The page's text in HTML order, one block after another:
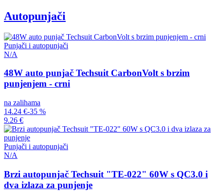
Autopunjači
Punjači i autopunjači
N/A
48W auto punjač Techsuit CarbonVolt s brzim
punjenjem - crni
na zalihama
14.24 €-35 %
9.26 €
Punjači i autopunjači
N/A
Brzi autopunjač Techsuit "TE-022" 60W s QC3.0 i
dva izlaza za punjenje